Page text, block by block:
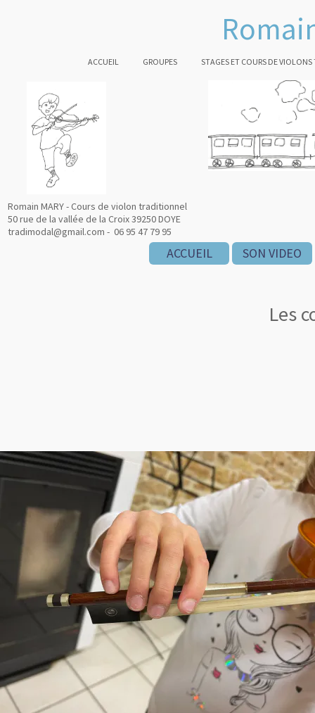
ACCUEIL GROUPES STAGES ET COURS DE VIOLONS
Romain MARY - Cours de violon traditionnel
50 rue de la vallée de la Croix 39250 DOYE
tradimodal@gmail.com - 06 95 47 79 95
SON VIDEO
ACCUEIL
Les